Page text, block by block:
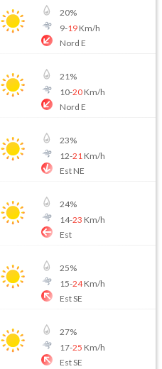
20%
9-19Km/h
Nord E
21%
10-20Km/h
Nord E
23%
12-21 Km/h
Est NE
24%
14-23 Km/h
Est
25%
15-24Km/h
Est SE
27%
17-25 Km/h
Est SE